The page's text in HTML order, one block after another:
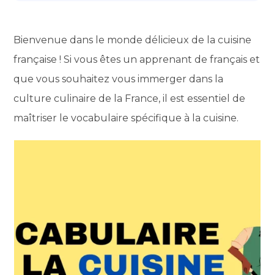
Bienvenue dans le monde délicieux de la cuisine
française ! Si vous êtes un apprenant de français et
que vous souhaitez vous immerger dans la
culture culinaire de la France, il est essentiel de
maîtriser le vocabulaire spécifique à la cuisine.